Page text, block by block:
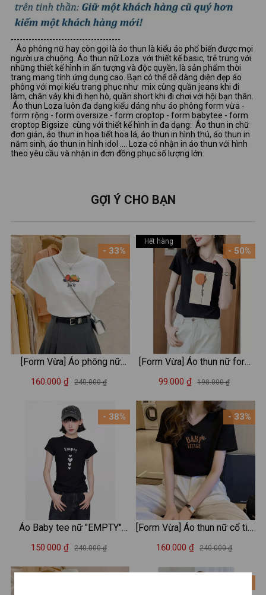
-------------------------------------
Áo phông nữ hay còn gọi là áo thun là kiểu áo phổ biến được mọi
người ưa chuộng. Áo thun nữ Loza với thiết kế basic, trẻ trung với
những thiết kế hình in ấn tượng và độc quyền, là sản phẩm thời
trang mang tính ứng dụng cao. Bạn có thể dễ dàng diện đẹp áo
phông với mọi kiểu trang phục như mix cùng quần jeans khi đi
làm, chân váy khi đi hẹn hò, quần short khi đi chơi với hội bạn thân.
Áo thun Loza luôn đa dạng kiểu dáng như áo phông form vừa -
form rộng - form oversize - form croptop - form babytee - form
croptop Bigsize cùng với thiết kế hình in đa dạng: Áo thun in chữ
đơn giản, áo thun in họa tiết hoa lá, áo thun in hình thú, áo thun in
năm sinh, áo thun in hình idol …. Loza có nhận in áo thun với hình
theo yêu cầu và nhận in đơn đồng phục số lượng lớn.
GỢI Ý CHO BẠN
- 33%
[Form Vừa] Áo phông nữ
LOZA màu trắng BST Hoa
thun cotton 4 chiều mát mẻ -
Mã G0406
160.000 ₫ 240.000 ₫
- 38%
Áo Baby tee nữ "EMPTY"
chất cotton - Áo thun Baby
150.000 ₫ 240.000 ₫
- 50%
Hết hàng
[Form Vừa] Áo thun nữ form
vừa in hình thời trang - Áo
XA0010
99.000 ₫ 198.000 ₫
- 33%
[Form Vừa] Áo thun nữ cổ tim
form vừa in hình - Áo phông
160.000 ₫ 240.000 ₫